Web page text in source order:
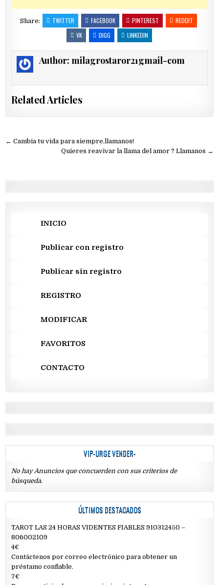
Share: TWITTER FACEBOOK PINTEREST
REDDIT
VK
DIGG LINKEDIN
Author: milagrostaror21gmail-com
Related Articles
Navegación
← Cambia tu vida para siempre,llamanos!
Quieres reavivar la llama del amor ? Llamanos →
INICIO
Publicar con registro
Publicar sin registro
REGISTRO
MODIFICAR
FAVORITOS
CONTACTO
VIP-URGE VENDER-
No hay Anuncios que concuerden con sus criterios de
búsqueda.
ÚLTIMOS DESTACADOS
TAROT LAS 24 HORAS VIDENTES FIABLES 910312450 –
806002109
4€
Contáctenos por correo electrónico para obtener un
préstamo confiable.
7€